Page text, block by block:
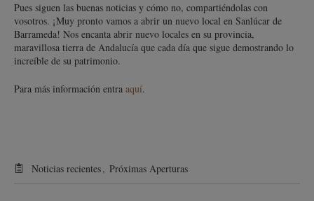
Pues siguen las buenas noticias y cómo no, compartiéndolas con
vosotros. ¡Muy pronto vamos a abrir un nuevo local en Sanlúcar de
Barrameda! Nos encanta abrir nuevo locales en su provincia,
maravillosa tierra de Andalucía que cada día que sigue demostrando lo
increíble de su patrimonio.
Para más información entra aquí.
Noticias recientes, Próximas Aperturas